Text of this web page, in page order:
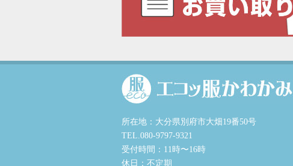
所在地：大分県別府市大畑19番50号
TEL.080-9797-9321
受付時間：11時〜16時
休日：不定期